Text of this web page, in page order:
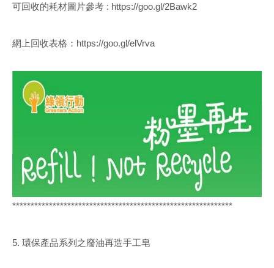
可回收的耗材圖片參考 : https://goo.gl/2Bawk2
網上回收表格：https://goo.gl/elVrva
************************************************************
5. 環保產品系列之廢油再造手工皂